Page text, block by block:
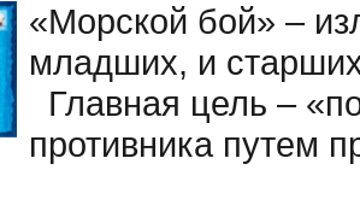
«Морской бой» –
младших, и
Главная цель –
противника путем